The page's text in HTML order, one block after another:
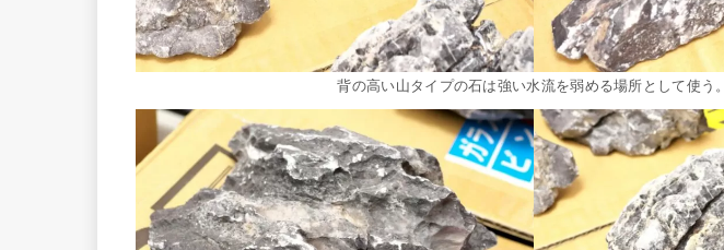
背の高い山タイプの石は強い水流を弱める場所として使う。